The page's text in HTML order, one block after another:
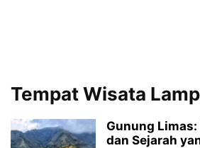
Tempat Wisata
Gunung
dan Sejarah